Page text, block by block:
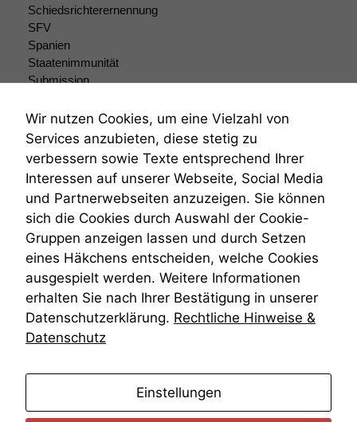
Schiedsrichterernennung
SFV
Spanien
Staatenimmunität
Submission
Teilungsklage
Venezuela
VRK
Wiederherstellungsanordnung
Zivilprozessordnung
ZPO
Zustellfiktion
Zuständigkeit
Öffentliches Personalrecht
Öffentlichkeitsprinzip
Wir nutzen Cookies, um eine Vielzahl von
Services anzubieten, diese stetig zu
verbessern sowie Texte entsprechend Ihrer
Interessen auf unserer Webseite, Social Media
und Partnerwebseiten anzuzeigen. Sie können
sich die Cookies durch Auswahl der Cookie-
Gruppen anzeigen lassen und durch Setzen
eines Häkchens entscheiden, welche Cookies
ausgespielt werden. Weitere Informationen
erhalten Sie nach Ihrer Bestätigung in unserer
Datenschutzerklärung. Rechtliche Hinweise &
Datenschutz
Einstellungen
diese Option
kann die
Website nicht
zu 100%
funktionieren.
Marketing
Wir speichern
anonyme Daten ab,
um interne
marketingtechnische
Auswertungen
durchführen zu
können. Diese helfen